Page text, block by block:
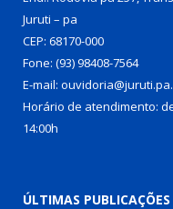
Juruti – pa
CEP: 68170-000
Fone: (93) 98408-7564
E-mail:
Horário de atendimento:
14:00h
ÚLTIMAS PUBLICAÇÕES